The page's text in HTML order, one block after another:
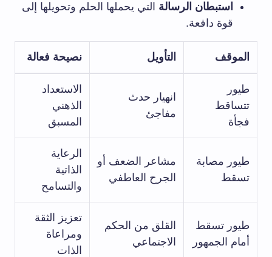
استبطان الرسالة التي يحملها الحلم وتحويلها إلى
قوة دافعة.
الموقف التأويل نصيحة فعالة
طيور
تتساقط
فجأة
انهيار حدث
مفاجئ
الاستعداد
الذهني
المسبق
طيور مصابة
تسقط
مشاعر الضعف أو
الجرح العاطفي
الرعاية
الذاتية
والتسامح
طيور تسقط
أمام الجمهور
القلق من الحكم
الاجتماعي
تعزيز الثقة
ومراعاة
الذات